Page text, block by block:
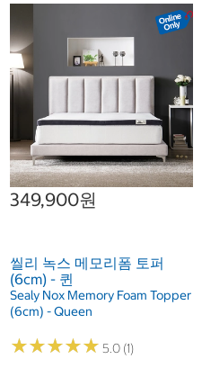
349,900원
씰리 녹스 메모리폼 토퍼
(6cm) - 퀸
Sealy Nox Memory Foam Topper
(6cm) - Queen
★★★★★
★★★★★ 5.0 (1)